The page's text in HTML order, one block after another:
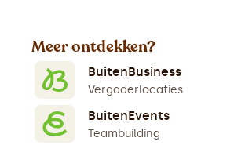
Meer ontdekken?
BuitenBusiness
Vergaderlocaties
BuitenEvents
Teambuilding